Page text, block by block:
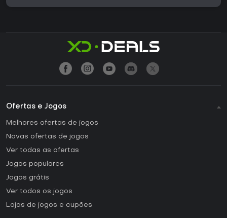
Ofertas e Jogos
Melhores ofertas de jogos
Novas ofertas de jogos
Ver todas as ofertas
Jogos populares
Jogos grátis
Ver todos os jogos
Lojas de jogos e cupões